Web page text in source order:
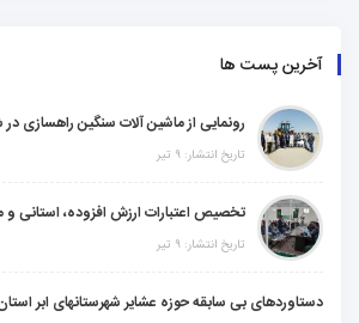
آخرین پست ها
تاریخ انتشار: ۹ تیر
تاریخ انتشار: ۹ تیر
دستاوردهای بی سابقه حوزه عشایر شهرستانهای ابر